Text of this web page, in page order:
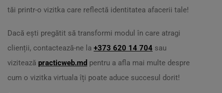
tăi printr-o vizitka care reflectă identitatea afacerii tale!
Dacă ești pregătit să transformi modul în care atragi
clienții, contactează-ne la +373 620 14 704 sau
vizitează practicweb.md pentru a afla mai multe despre
cum o vizitka virtuala îți poate aduce succesul dorit!